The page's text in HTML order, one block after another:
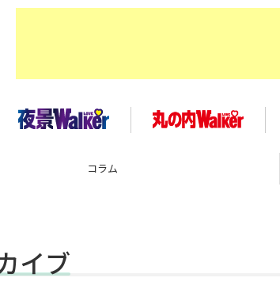
コラム
イブ